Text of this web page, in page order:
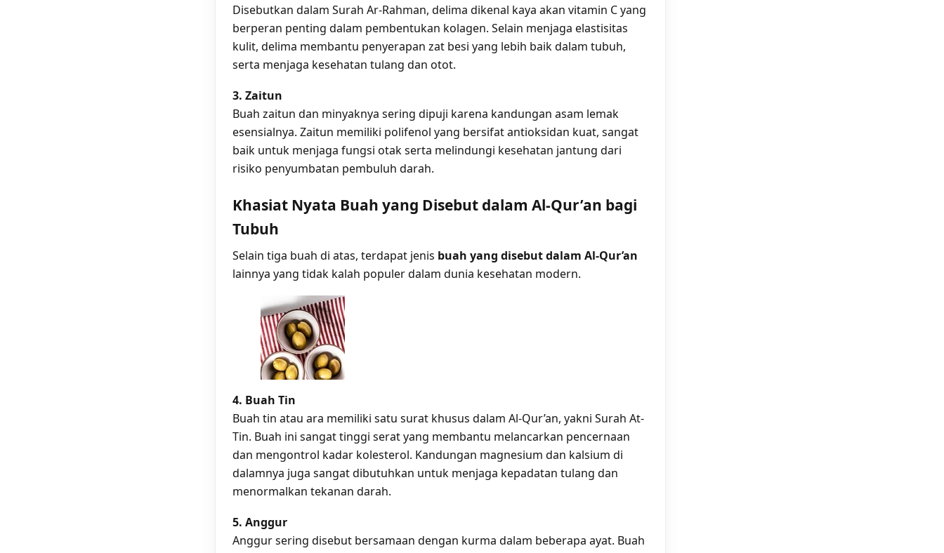
Disebutkan dalam Surah Ar-Rahman, delima dikenal kaya akan vitamin C yang
berperan penting dalam pembentukan kolagen. Selain menjaga elastisitas
kulit, delima membantu penyerapan zat besi yang lebih baik dalam tubuh,
serta menjaga kesehatan tulang dan otot.
3. Zaitun
Buah zaitun dan minyaknya sering dipuji karena kandungan asam lemak
esensialnya. Zaitun memiliki polifenol yang bersifat antioksidan kuat, sangat
baik untuk menjaga fungsi otak serta melindungi kesehatan jantung dari
risiko penyumbatan pembuluh darah.
Khasiat Nyata Buah yang Disebut dalam Al-Qur’an bagi
Tubuh
Selain tiga buah di atas, terdapat jenis buah yang disebut dalam Al-Qur’an
lainnya yang tidak kalah populer dalam dunia kesehatan modern.
4. Buah Tin
Buah tin atau ara memiliki satu surat khusus dalam Al-Qur’an, yakni Surah At-
Tin. Buah ini sangat tinggi serat yang membantu melancarkan pencernaan
dan mengontrol kadar kolesterol. Kandungan magnesium dan kalsium di
dalamnya juga sangat dibutuhkan untuk menjaga kepadatan tulang dan
menormalkan tekanan darah.
5. Anggur
Anggur sering disebut bersamaan dengan kurma dalam beberapa ayat. Buah